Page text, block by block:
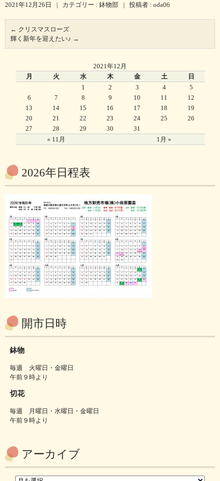
2021年12月26日 | カテゴリー : 鉢物部 | 投稿者 : oda06
← クリスマスローズ
輝く新年を迎えたい♪ →
2021年12月
月
火 水 木 金 土 日
« 11月 1月 »
1 2 3 4
5
6
7 8 9 10 11
12
13
14 15 16 17 18
19
20
21 22 23 24 25
26
27
28 29 30 31
2026年日程表
開市日時
鉢物
毎週 火曜日・金曜日
午前９時より
切花
毎週 月曜日・水曜日・金曜日
午前９時より
アーカイブ